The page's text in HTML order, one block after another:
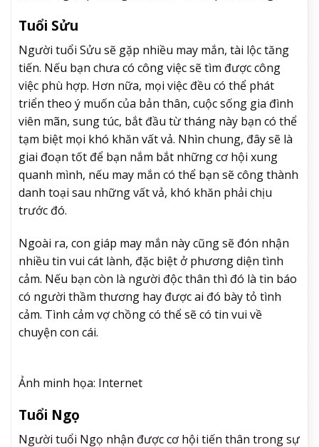
Tuổi Sửu
Người tuổi Sửu sẽ gặp nhiều may mắn, tài lộc tăng
tiến. Nếu bạn chưa có công việc sẽ tìm được công
việc phù hợp. Hơn nữa, mọi việc đều có thể phát
triển theo ý muốn của bản thân, cuộc sống gia đình
viên mãn, sung túc, bắt đầu từ tháng này bạn có thể
tạm biệt mọi khó khăn vất vả. Nhìn chung, đây sẽ là
giai đoạn tốt để bạn nắm bắt những cơ hội xung
quanh mình, nếu may mắn có thể bạn sẽ công thành
danh toại sau những vất vả, khó khăn phải chịu
trước đó.
Ngoài ra, con giáp may mắn này cũng sẽ đón nhận
nhiều tin vui cát lành, đặc biệt ở phương diện tình
cảm. Nếu bạn còn là người độc thân thì đó là tin báo
có người thầm thương hay được ai đó bày tỏ tình
cảm. Tình cảm vợ chồng có thể sẽ có tin vui về
chuyện con cái.
Ảnh minh họa: Internet
Tuổi Ngọ
Người tuổi Ngọ nhận được cơ hội tiến thân trong sự